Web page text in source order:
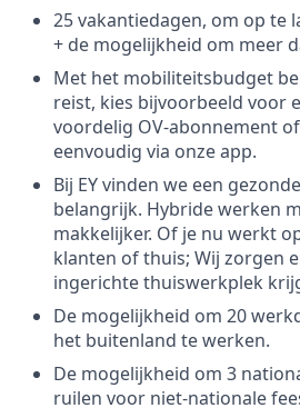
25 vakantiedagen, om op te
+ de mogelijkheid om meer
Met het mobiliteitsbudget
reist, kies bijvoorbeeld voor
voordelig OV-abonnement
eenvoudig via onze app.
Bij EY vinden we een
belangrijk. Hybride werken
makkelijker. Of je nu werkt
klanten of thuis; Wij zorgen
ingerichte thuiswerkplek
De mogelijkheid om 20
het buitenland te werken.
De mogelijkheid om 3
ruilen voor niet-nationale